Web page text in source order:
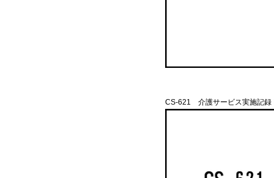
CS-621 介護サービス実施記